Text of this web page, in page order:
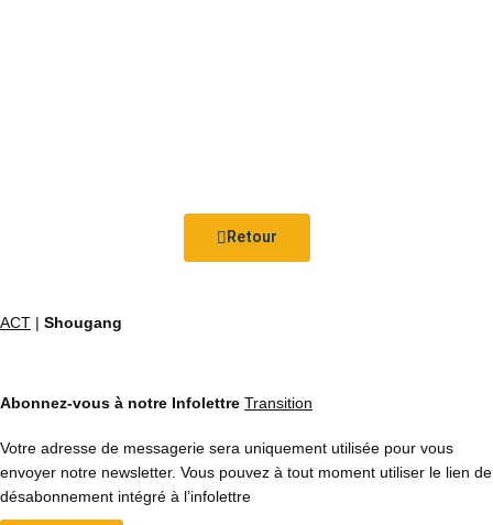
Retour
ACT | Shougang
Abonnez-vous à notre Infolettre Transition
Votre adresse de messagerie sera uniquement utilisée pour vous
envoyer notre newsletter. Vous pouvez à tout moment utiliser le lien de
désabonnement intégré à l’infolettre